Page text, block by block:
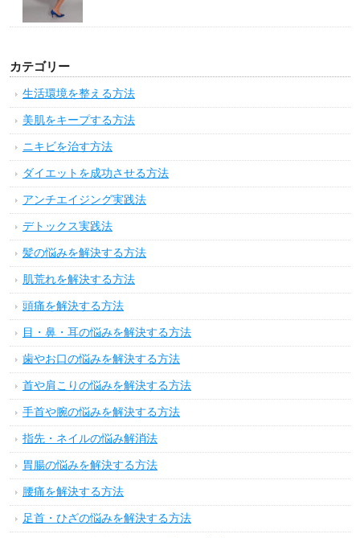
カテゴリー
生活環境を整える方法
美肌をキープする方法
ニキビを治す方法
ダイエットを成功させる方法
アンチエイジング実践法
デトックス実践法
髪の悩みを解決する方法
肌荒れを解決する方法
頭痛を解決する方法
目・鼻・耳の悩みを解決する方法
歯やお口の悩みを解決する方法
首や肩こりの悩みを解決する方法
手首や腕の悩みを解決する方法
指先・ネイルの悩み解消法
胃腸の悩みを解決する方法
腰痛を解決する方法
足首・ひざの悩みを解決する方法